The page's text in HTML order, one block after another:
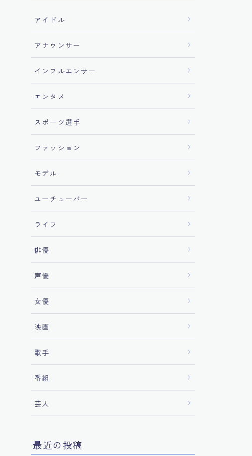
アイドル
アナウンサー
インフルエンサー
エンタメ
スポーツ選手
ファッション
モデル
ユーチューバー
ライフ
俳優
声優
女優
映画
歌手
番組
芸人
最近の投稿